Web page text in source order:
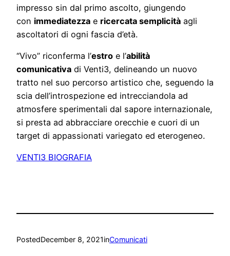
impresso sin dal primo ascolto, giungendo
con immediatezza e ricercata semplicità agli
ascoltatori di ogni fascia d’età.
“Vivo” riconferma l’estro e l’abilità
comunicativa di Venti3, delineando un nuovo
tratto nel suo percorso artistico che, seguendo la
scia dell’introspezione ed intrecciandola ad
atmosfere sperimentali dal sapore internazionale,
si presta ad abbracciare orecchie e cuori di un
target di appassionati variegato ed eterogeneo.
VENTI3 BIOGRAFIA
PostedDecember 8, 2021inComunicati